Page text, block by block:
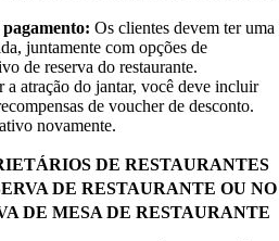
Os clientes devem ter uma
juntamente com opções de
de reserva do restaurante.
a atração do jantar, você deve incluir
de voucher de desconto.
novamente.
DE RESTAURANTES
DE RESTAURANTE OU NO
DE MESA DE RESTAURANTE